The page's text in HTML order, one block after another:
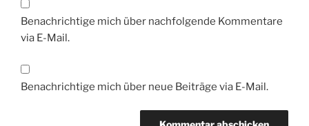
Benachrichtige mich über nachfolgende Kommentare
via E-Mail.
Benachrichtige mich über neue Beiträge via E-Mail.